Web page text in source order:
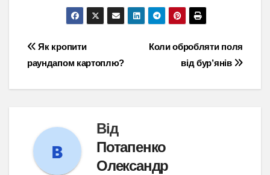
Навігація
записів
Коли обробляти поля
від бур’янів
Як кропити
раундапом картоплю?
Від
Потапенко
Олександр